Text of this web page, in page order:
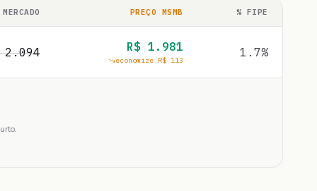
PREÇO MSMB % FIPE
2.094 R$ 1.981
economize R$ 113
1.7%